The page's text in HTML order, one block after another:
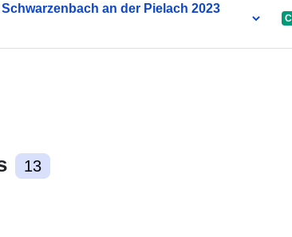
an der Pielach 2023
13